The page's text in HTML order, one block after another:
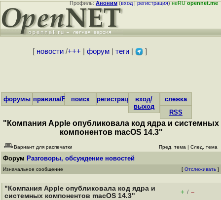
Профиль:Аноним(вход|регистрация)неRUopennet.me
[ новости/+++ форум| теги| ]
форумы правила/FAQпоиск регистрациявход/
выход
слежка
RSS
"Компания Apple опубликовала код ядра и системных
компонентов macOS 14.3"
Вариант для распечатки Пред. тема | След. тема
Форум Разговоры, обсуждение новостей
Изначальное сообщение [ Отслеживать ]
"Компания Apple опубликовала код ядра и
системных компонентов macOS 14.3"
+ / –